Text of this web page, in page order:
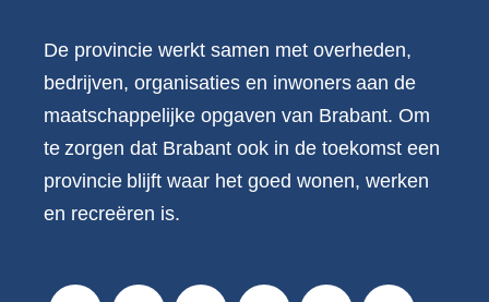
De provincie werkt samen met overheden,
bedrijven, organisaties en inwoners aan de
maatschappelijke opgaven van Brabant. Om
te zorgen dat Brabant ook in de toekomst een
provincie blijft waar het goed wonen, werken
en recreëren is.